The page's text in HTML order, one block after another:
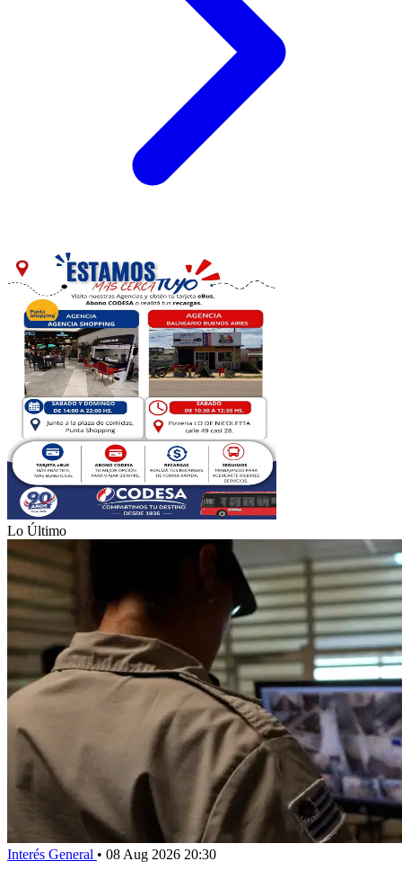
Lo Último
Interés General • 08 Aug 2026 20:30